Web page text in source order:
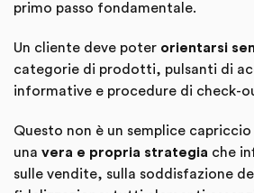
primo passo fondamentale.
Un cliente deve poter orientarsi
categorie di prodotti, pulsanti di
informative e procedure di check-
Questo non è un semplice
una vera e propria strategia che
sulle vendite, sulla soddisfazione